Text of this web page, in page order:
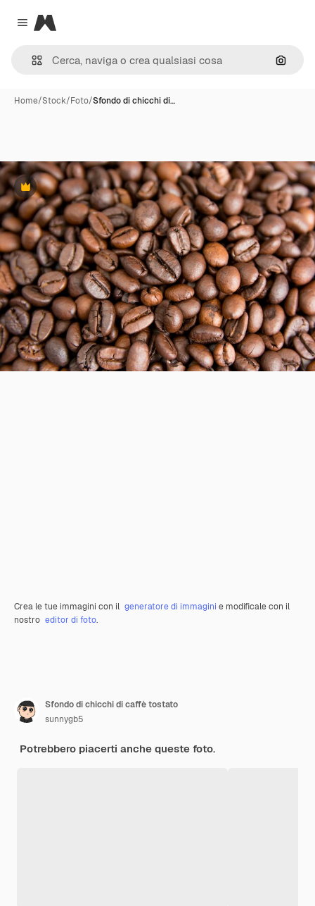
Close menu
Magnific
Cerca
Home/Stock/Foto/Sfondo di chicchi di…
Premium
Crea le tue immagini con il generatore di immagini e modificale con il
nostro editor di foto.
Sfondo di chicchi di caffè tostato
sunnygb5
Potrebbero piacerti anche queste foto.